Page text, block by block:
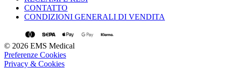
CONTATTO
CONDIZIONI GENERALI DI VENDITA
© 2026 EMS Medical
Preferenze Cookies
Privacy & Cookies